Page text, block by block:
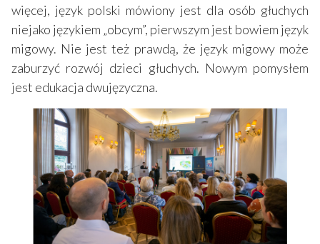
więcej, język polski mówiony jest dla osób głuchych
niejako językiem „obcym”, pierwszym jest bowiem język
migowy. Nie jest też prawdą, że język migowy może
zaburzyć rozwój dzieci głuchych. Nowym pomysłem
jest edukacja dwujęzyczna.